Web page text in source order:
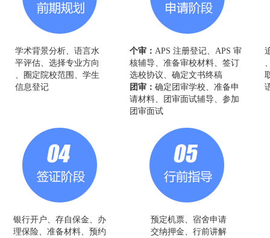
学术背景分析、语言水
平评估、选择专业方向
、圈定院校范围、学生
信息登记
个审： APS 注册登记、APS 审
核辅导、准备审校材料、签订
选校协议、确定文书终稿
团审： 确定团审学校、准备申
请材料、团审面试辅导、参加
团审面试
银行开户、存自保金、办
理保险、准备材料、预约
预定机票、宿舍申请
交纳押金、行前讲解